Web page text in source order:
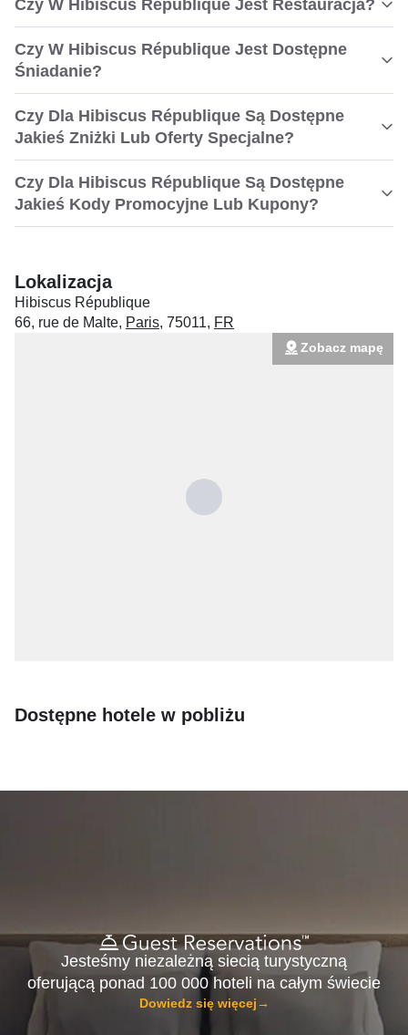
Czy W Hibiscus République Jest Restauracja?
Czy W Hibiscus République Jest Dostępne
Śniadanie?
Czy Dla Hibiscus République Są Dostępne
Jakieś Zniżki Lub Oferty Specjalne?
Czy Dla Hibiscus République Są Dostępne
Jakieś Kody Promocyjne Lub Kupony?
Lokalizacja
Hibiscus République
66, rue de Malte, Paris, 75011, FR
Zobacz mapę
Dostępne hotele w pobliżu
Jesteśmy niezależną siecią turystyczną
oferującą ponad 100 000 hoteli na całym świecie
Dowiedz się więcej→